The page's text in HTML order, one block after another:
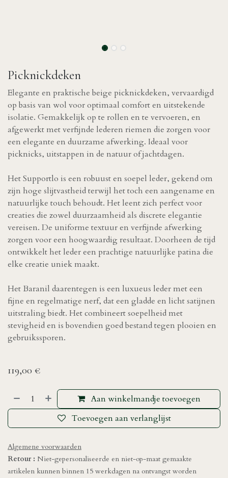
Picknickdeken
Elegante en praktische beige picknickdeken, vervaardigd
op basis van wol voor optimaal comfort en uitstekende
isolatie. Gemakkelijk op te rollen en te vervoeren, en
afgewerkt met verfijnde lederen riemen die zorgen voor
een elegante en duurzame afwerking. Ideaal voor
picknicks, uitstappen in de natuur of jachtdagen.
Het Supportlo is een robuust en soepel leder, gekend om
zijn hoge slijtvastheid terwijl het toch een aangename en
natuurlijke touch behoudt. Het leent zich perfect voor
creaties die zowel duurzaamheid als discrete elegantie
vereisen. De uniforme textuur en verfijnde afwerking
zorgen voor een hoogwaardig resultaat. Doorheen de tijd
ontwikkelt het leder een prachtige natuurlijke patina die
elke creatie uniek maakt.
Het Baranil daarentegen is een luxueus leder met een
fijne en regelmatige nerf, dat een gladde en licht satijnen
uitstraling biedt. Het combineert soepelheid met
stevigheid en is bovendien goed bestand tegen plooien en
gebruikssporen.
119,00 €
Aan winkelmandje toevoegen
Toevoegen aan verlanglijst
Algemene voorwaarden
Retour : Niet-gepersonaliseerde en niet-op-maat gemaakte
artikelen kunnen binnen 15 werkdagen na ontvangst worden